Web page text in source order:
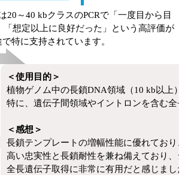
20～40 kbクラスのPCRで「一度目から目
「想定以上に良好だった」という高評価が
特に支持されています。
＜使用目的＞
植物ゲノム中の長鎖DNA領域（10 kb以上
特に、遺伝子間領域やイントロンを含む全
＜感想＞
長鎖テンプレートの増幅性能に優れており
高い忠実性と長鎖耐性を兼ね備えており、
全長遺伝子取得に非常に有用だと感じまし